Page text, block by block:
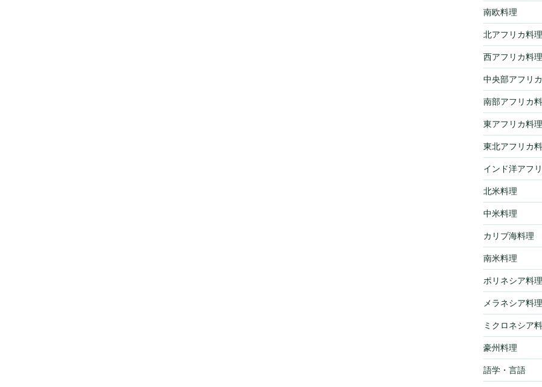
南欧料理
北アフリカ料理
西アフリカ料理
中央部アフリ
南部アフリカ
東アフリカ料理
東北アフリカ
インド洋アフ
北米料理
中米料理
カリブ海料理
南米料理
ポリネシア料理
メラネシア料理
ミクロネシア
豪州料理
語学・言語